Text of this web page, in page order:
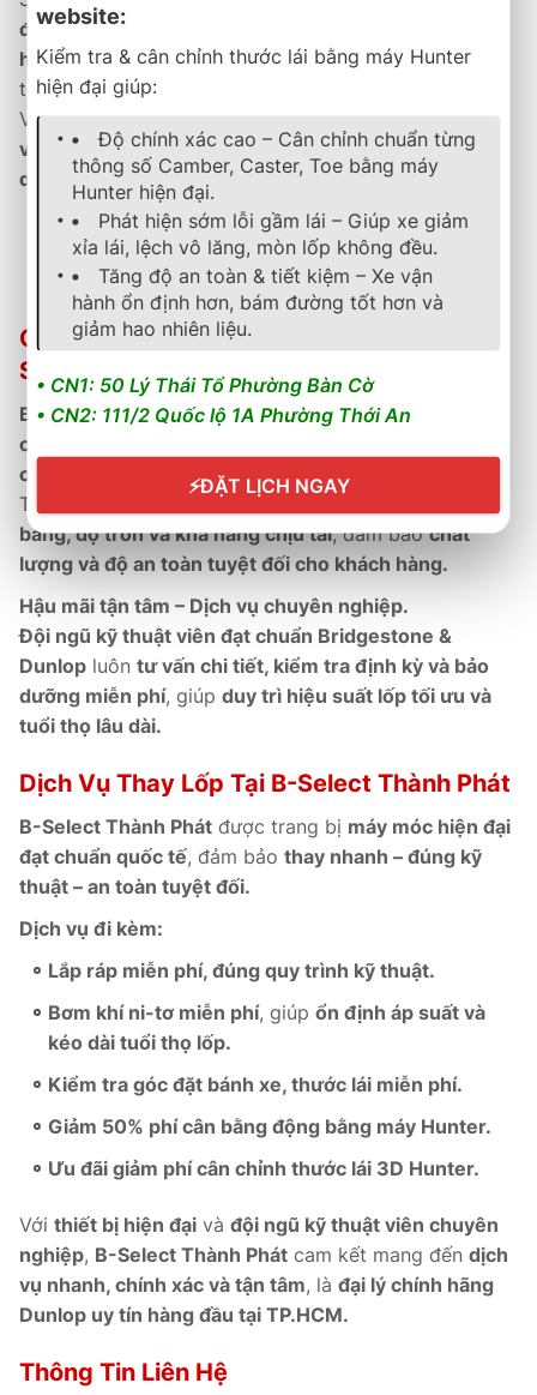
đổi mới nếu phát sinh lỗi kỹ thuật
hành điện tử minh bạchtại hệ thống đại lý Dunlop
toàn quốc.
Vớihiệu năng ổn định, cảm giác lái êm ái và độ bền
vượt trội ,PT5 là sự lựa chọn hoàn hảo cho người
dùng SUV sang trọng yêu thích sự êm dịu và tin cậy.
Lốp touring SUV – Êm ái, tiết kiệm và đẳng cấp chuẩn
Nhật Bản.
Chính Sách Bảo Hành & Hậu Mãi Tại B-
Select Thành Phát
B-Select Thành Phátcung cấp100% lốp Dunlop
chính hãng
online minh bạch.
Tất cả sản phẩm được
kiểm tra nghiêm ngặt về cân
bằng, độ tròn và khả năng chịu tải, đảm bảochất
lượng và độ an toàn tuyệt đối cho khách hàng.
Hậu mãi tận tâm – Dịch vụ chuyên nghiệp.
Đội ngũ kỹ thuật viên đạt chuẩn Bridgestone &
Dunlop luôn tư vấn chi tiết, kiểm tra định kỳ và bảo
dưỡng miễn phí, giúp duy trì hiệu suất lốp tối ưu và
tuổi thọ lâu dài.
Dịch Vụ Thay Lốp Tại B-Select Thành Phát
B-Select Thành Phát được trang bị máy móc hiện đại
đạt chuẩn quốc tế, đảm bảo thay nhanh – đúng kỹ
thuật – an toàn tuyệt đối.
Dịch vụ đi kèm:
Lắp ráp miễn phí, đúng quy trình kỹ thuật.
Bơm khí ni-tơ miễn phí, giúp ổn định áp suất và
kéo dài tuổi thọ lốp.
Kiểm tra góc đặt bánh xe, thước lái miễn phí.
Giảm 50% phí cân bằng động bằng máy Hunter.
Ưu đãi giảm phí cân chỉnh thước lái 3D Hunter.
Với thiết bị hiện đại và đội ngũ kỹ thuật viên chuyên
nghiệp, B-Select Thành Phát cam kết mang đến dịch
vụ nhanh, chính xác và tận tâm, là đại lý chính hãng
Dunlop uy tín hàng đầu tại TP.HCM.
Thông Tin Liên Hệ
website:
Kiểm tra & cân chỉnh thước lái bằng máy Hunter
hiện đại giúp:
Độ chính xác cao – Cân chỉnh chuẩn từng
thông số Camber, Caster, Toe bằng máy
Hunter hiện đại.
Phát hiện sớm lỗi gầm lái – Giúp xe giảm
xỉa lái, lệch vô lăng, mòn lốp không đều.
Tăng độ an toàn & tiết kiệm – Xe vận
hành ổn định hơn, bám đường tốt hơn và
giảm hao nhiên liệu.
• CN1: 50 Lý Thái Tổ Phường Bàn Cờ
• CN2: 111/2 Quốc lộ 1A Phường Thới An
⚡ĐẶT LỊCH NGAY